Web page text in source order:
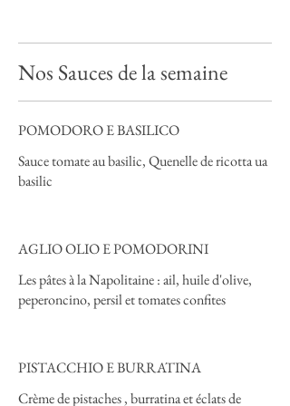
Nos Sauces de la semaine
POMODORO E BASILICO
Sauce tomate au basilic, Quenelle de ricotta ua
basilic
AGLIO OLIO E POMODORINI
Les pâtes à la Napolitaine : ail, huile d'olive,
peperoncino, persil et tomates confites
PISTACCHIO E BURRATINA
Crème de pistaches , burratina et éclats de